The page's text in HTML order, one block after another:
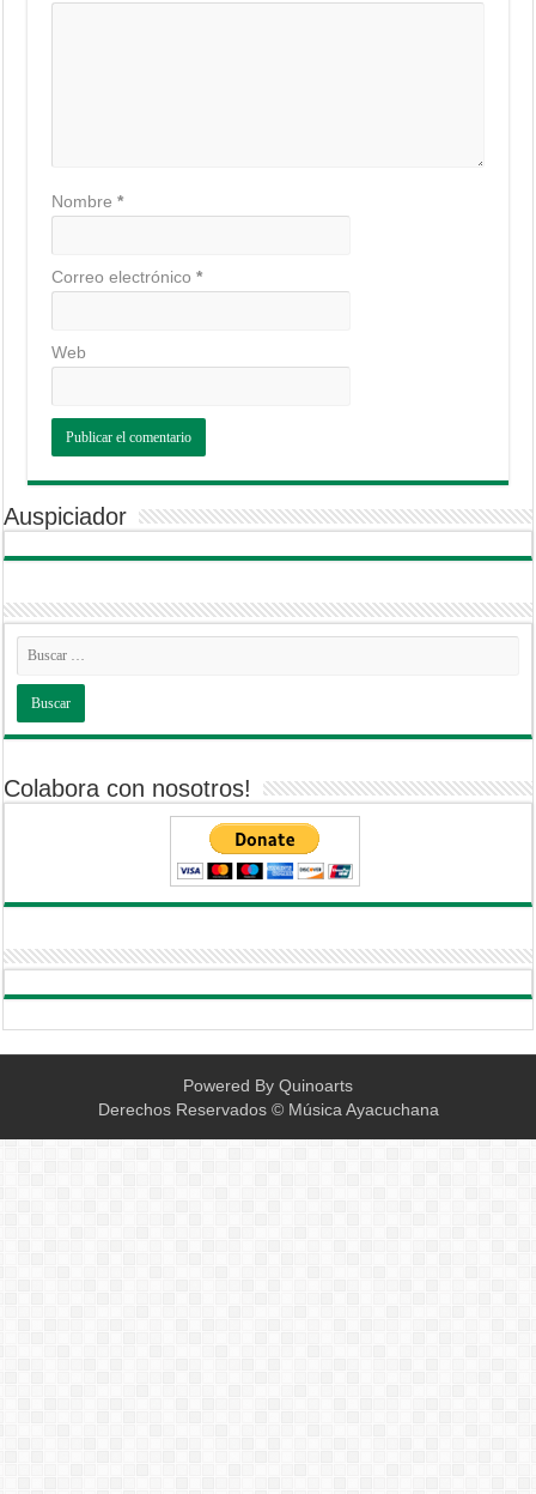
Nombre*
Correo electrónico*
Web
Auspiciador
Colabora con nosotros!
Powered By Quinoarts
Derechos Reservados © Música Ayacuchana